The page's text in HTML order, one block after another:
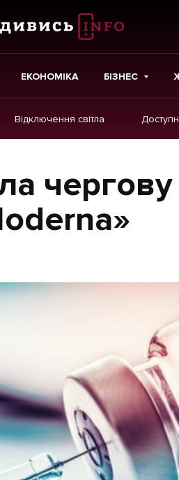
ЕКОНОМІКА БІЗНЕС
Відключення світла
Картки
Репортаж
Лонгріди
[email
Політика
чергову